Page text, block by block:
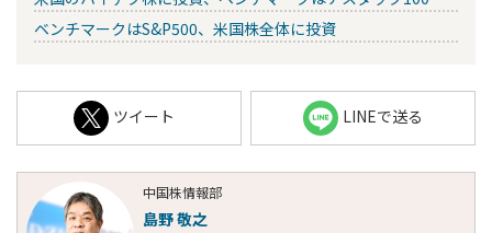
ベンチマークはS&P500、米国株全体に投資
ツイート LINEで送る
中国株情報部
島野 敬之